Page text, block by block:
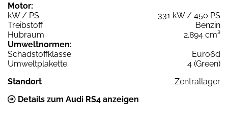
Motor:
kW / PS
331 kW / 450 PS
Treibstoff
Benzin
Hubraum
2.894 cm³
Umweltnormen:
Schadstoffklasse
Euro6d
Umweltplakette
4 (Green)
Standort
Zentrallager
Details zum Audi RS4 anzeigen